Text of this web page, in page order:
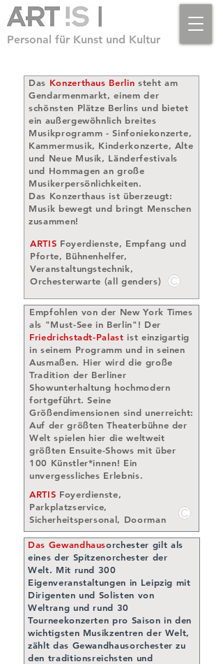
Personal für Kunst und Kultur
Das Konzerthaus Berlin steht am
Gendarmenmarkt, einem der
schönsten Plätze Berlins und bietet
ein außergewöhnlich breites
Musikprogramm - Sinfoniekonzerte,
Kammermusik, Kinderkonzerte, Alte
und Neue Musik, Länderfestivals
und Hommagen an große
Musikerpersönlichkeiten.
Das Konzerthaus ist überzeugt:
Musik bewegt und bringt Menschen
zusammen!
ARTIS Foyerdienste, Empfang und
Pforte, Bühnenhelfer,
Veranstaltungstechnik,
Orchesterwarte (all genders)
Empfohlen von der New York Times
als "Must-See in Berlin"! Der
Friedrichstadt-Palast ist einzigartig
in seinem Programm und in seinen
Ausmaßen. Hier wird die große
Tradition der Berliner
Showunterhaltung hochmodern
fortgeführt. Seine
Größendimensionen sind unerreicht:
Auf der größten Theaterbühne der
Welt spielen hier die weltweit
größten Ensuite-Shows mit über
100 Künstler*innen! Ein
unvergessliches Erlebnis.
ARTIS Foyerdienste,
Parkplatzservice,
Sicherheitspersonal, Doorman
Das Gewandhausorchester gilt als
eines der Spitzenorchester der
Welt. Mit rund 300
Eigenveranstaltungen in Leipzig mit
Dirigenten und Solisten von
Weltrang und rund 30
Tourneekonzerten pro Saison in den
wichtigsten Musikzentren der Welt,
zählt das Gewandhausorchester zu
den traditionsreichsten und